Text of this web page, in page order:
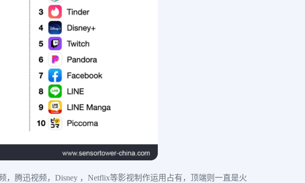
，腾迅视频，Disney ，Netflix等影视制作运用占有，顶端则一直是火